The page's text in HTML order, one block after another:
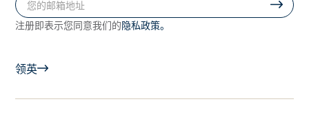
注册即表示您同意我们的隐私政策。
领英